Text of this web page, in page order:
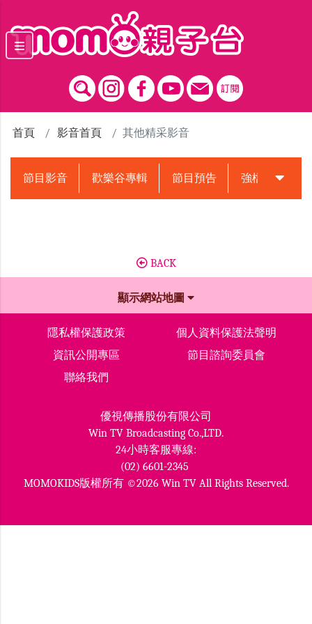
首頁 影音首頁 其他精采影音
節目影音 歡樂谷專輯 節目預告 強檔動畫預告
BACK
顯示網站地圖
隱私權保護政策
個人資料保護法聲明
資訊公開專區
節目諮詢委員會
聯絡我們
優視傳播股份有限公司
Win TV Broadcasting Co.,LTD.
24小時客服專線:
(02) 6601-2345
MOMOKIDS版權所有 ©2026 Win TV All Rights Reserved.